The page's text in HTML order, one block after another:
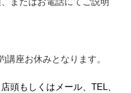
座お休みとなります。
頭もしくはメール、TEL、